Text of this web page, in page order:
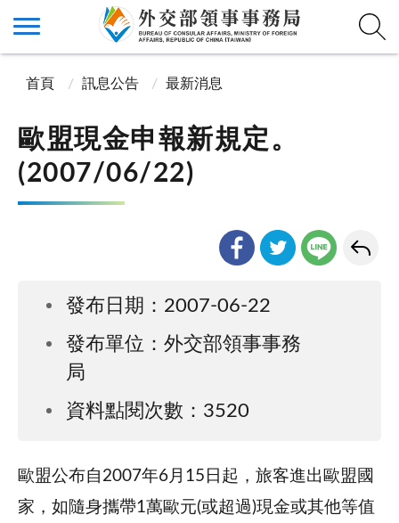
首頁 訊息公告 最新消息
歐盟現金申報新規定。
(2007/06/22)
發布日期：2007-06-22
發布單位：外交部領事事務
局
資料點閱次數：3520
歐盟公布自2007年6月15日起，旅客進出歐盟國
家，如隨身攜帶1萬歐元(或超過)現金或其他等值